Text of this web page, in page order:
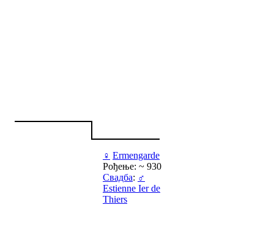
♀ Ermengarde
Рођење: ~ 930
Свадба: ♂
Estienne Ier de
Thiers